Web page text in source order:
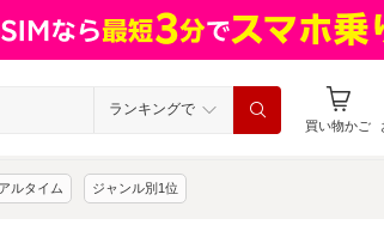
ランキングで
買い物かご
ルタイム ジャンル別1位